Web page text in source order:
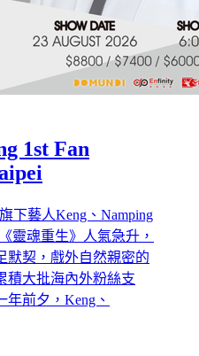
1st Fan
下藝人Keng、Namping
靈魂重生》人氣急升，
默契，戲外自然親密的
積大批海內外粉絲支
前夕，Keng、